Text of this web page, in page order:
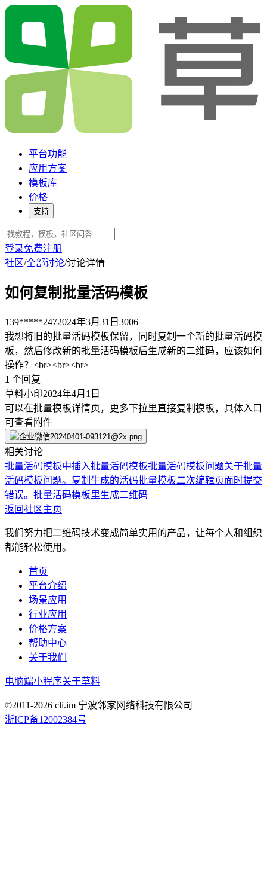
平台功能
应用方案
模板库
价格
支持
登录免费注册
社区/全部讨论/讨论详情
如何复制批量活码模板
139*****2472024年3月31日 3006
我想将旧的批量活码模板保留，同时复制一个新的批量活码模
板，然后修改新的批量活码模板后生成新的二维码，应该如何
操作？<br><br><br>
1 个回复
草料小印2024年4月1日
可以在批量模板详情页，更多下拉里直接复制模板，具体入口
可查看附件
相关讨论
批量活码模板中插入批量活码模板批量活码模板问题关于批量
活码模板问题。 复制生成的活码批量模板二次编辑页面时提交
错误。 批量活码模板里生成二维码
返回社区主页
我们努力把二维码技术变成简单实用的产品，让每个人和组织
都能轻松使用。
首页
平台介绍
场景应用
行业应用
价格方案
帮助中心
关于我们
电脑端小程序关于草料
©2011-2026 cli.im 宁波邻家网络科技有限公司
浙ICP备12002384号